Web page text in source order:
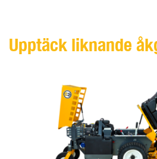
Upptäck liknande